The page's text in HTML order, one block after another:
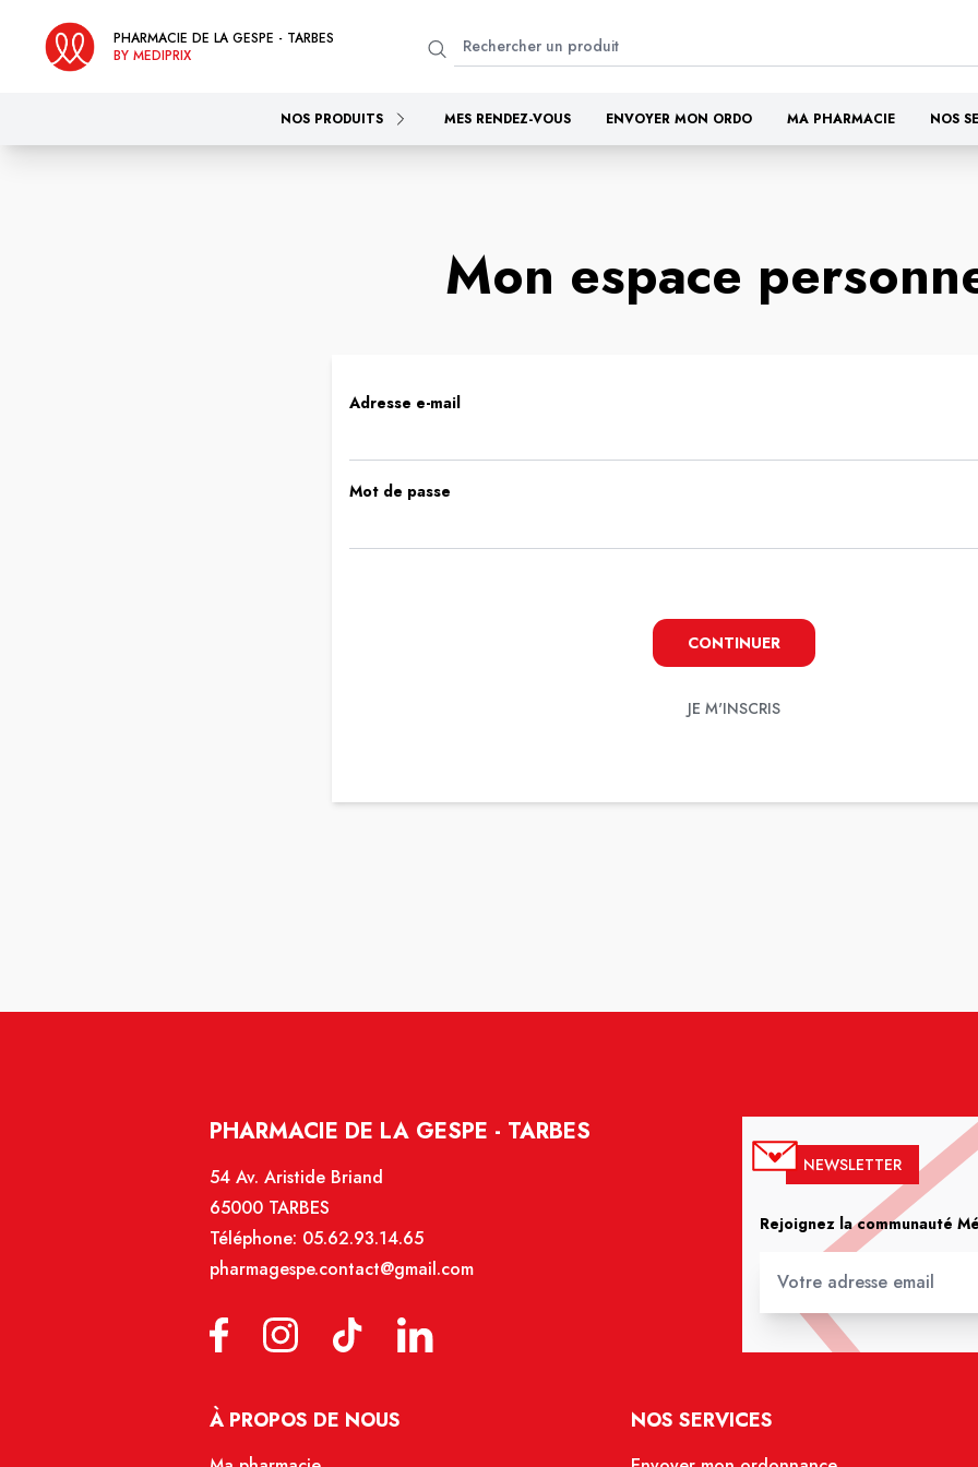
PHARMACIE DE LA GESPE - TARBES
BY MEDIPRIX
NOS PRODUITS MES RENDEZ-VOUS ENVOYER MON ORDO MA PHARMACIE NOS
Mon espace
Adresse e-mail
Mot de passe
CONTINUER
JE M'INSCRIS
PHARMACIE DE LA GESPE - TARBES
54 Av. Aristide Briand
65000 TARBES
Téléphone: 05.62.93.14.65
pharmagespe.contact@gmail.com
NEWSLETTER
Rejoignez la communauté
À PROPOS DE NOUS NOS SERVICES